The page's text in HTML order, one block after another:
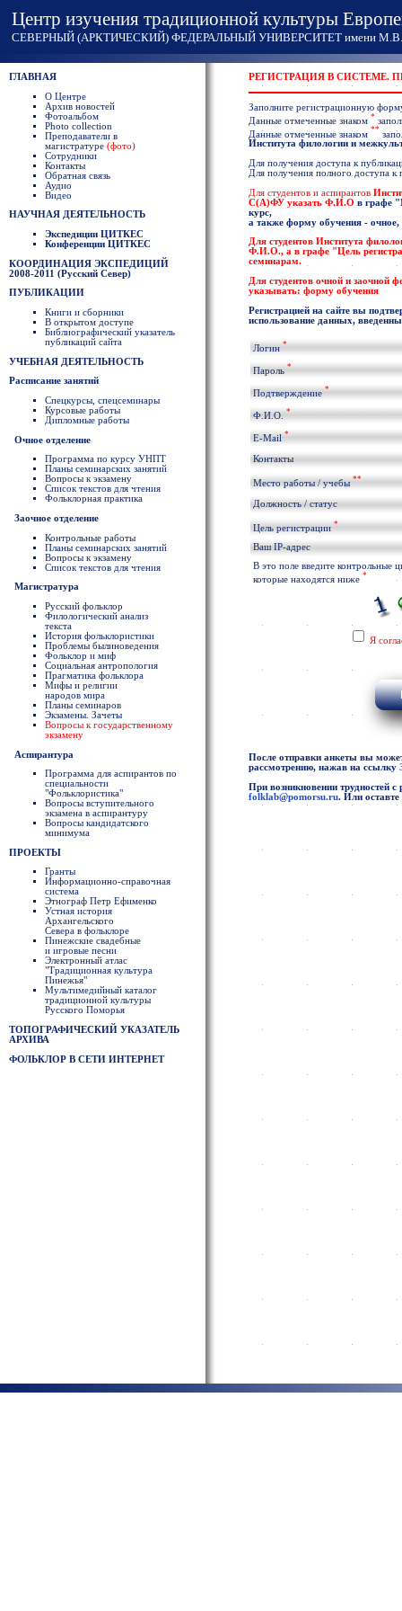
Центр изучения традиционной культуры
СЕВЕРНЫЙ (АРКТИЧЕСКИЙ) ФЕДЕРАЛЬНЫЙ УНИВЕРСИТЕТ имени М.В.
ГЛАВНАЯ
О Центре
Архив новостей
Фотоальбом
Photo collection
Преподаватели в
магистратуре (фото)
Сотрудники
Контакты
Обратная связь
Аудио
Видео
НАУЧНАЯ ДЕЯТЕЛЬНОСТЬ
Экспедиции ЦИТКЕС
Конференции ЦИТКЕС
КООРДИНАЦИЯ ЭКСПЕДИЦИЙ
2008-2011 (Русский Север)
ПУБЛИКАЦИИ
Книги и сборники
В открытом доступе
Библиографический указатель
публикаций сайта
УЧЕБНАЯ ДЕЯТЕЛЬНОСТЬ
Расписание занятий
Спецкурсы, спецсеминары
Курсовые работы
Дипломные работы
Очное отделение
Программа по курсу УНПТ
Планы семинарских занятий
Вопросы к экзамену
Список текстов для чтения
Фольклорная практика
Заочное отделение
Контрольные работы
Планы семинарских занятий
Вопросы к экзамену
Список текстов для чтения
Магистратура
Русский фольклор
Филологический анализ
текста
История фольклористики
Проблемы былиноведения
Фольклор и миф
Социальная антропология
Прагматика фольклора
Мифы и религии
народов мира
Планы семинаров
Экзамены. Зачеты
Вопросы к государственному
экзамену
Аспирантура
Программа для аспирантов по
специальности
"Фольклористика"
Вопросы вступительного
экзамена в аспирантуру
Вопросы кандидатского
минимума
ПРОЕКТЫ
Гранты
Информационно-справочная
система
Этнограф Петр Ефименко
Устная история
Архангельского
Севера в фольклоре
Пинежские свадебные
и игровые песни
Электронный атлас
"Традиционная культура
Пинежья"
Мультимедийный каталог
традиционной культуры
Русского Поморья
ТОПОГРАФИЧЕСКИЙ УКАЗАТЕЛЬ
АРХИВА
ФОЛЬКЛОР В СЕТИ ИНТЕРНЕТ
РЕГИСТРАЦИЯ В СИСТЕМЕ.
Заполните регистрационную
Данные отмеченные знаком *
Данные отмеченные знаком **
Института филологии и
Для получения доступа к
Для получения полного доступа к
Для студентов и аспирантов
С(А)ФУ указать Ф.И.О в графе
курс,
а также форму обучения - очное,
Для студентов Института
Ф.И.О., а в графе "Цель
семинарам.
Для студентов очной и
указывать: форму обучения
Регистрацией на сайте вы
использование данных,
Логин *
Пароль *
Подтверждение *
Ф.И.О. *
E-Mail *
Контакты
Место работы / учебы **
Должность / статус
Цель регистрации *
Ваш IP-адрес
В это поле введите контрольные
которые находятся ниже *
Я
После отправки анкеты вы
рассмотрению, нажав на ссылку
При возникновении трудностей с
folklab@pomorsu.ru. Или